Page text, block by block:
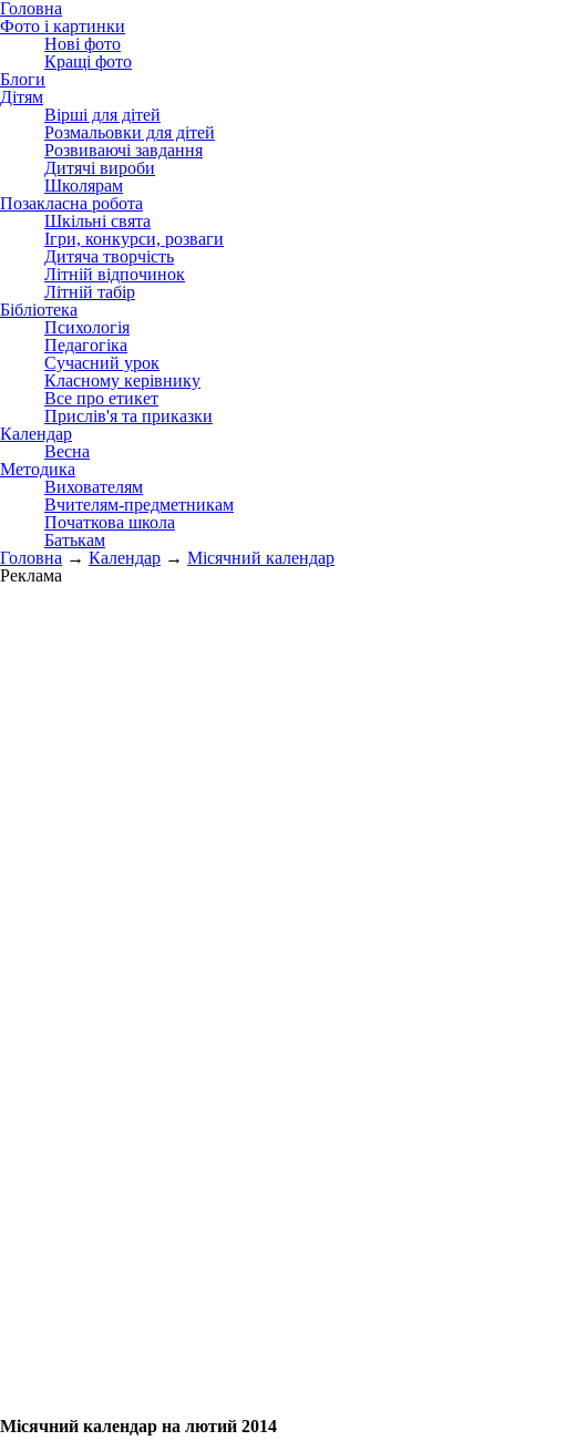
Головна
Фото і картинки
Нові фото
Кращі фото
Блоги
Дітям
Вірші для дітей
Розмальовки для дітей
Розвиваючі завдання
Дитячі вироби
Школярам
Позакласна робота
Шкільні свята
Ігри, конкурси, розваги
Дитяча творчість
Літній відпочинок
Літній табір
Бібліотека
Психологія
Педагогіка
Сучасний урок
Класному керівнику
Все про етикет
Прислів'я та приказки
Календар
Весна
Методика
Вихователям
Вчителям-предметникам
Початкова школа
Батькам
Головна → Календар → Місячний календар
Реклама
Місячний календар на лютий 2014